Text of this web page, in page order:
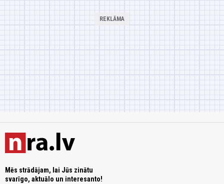
Mēs strādājam, lai Jūs zinātu
svarīgo, aktuālo un interesanto!